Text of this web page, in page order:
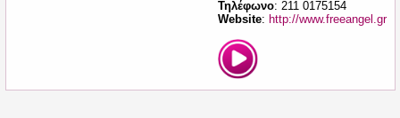
Τηλέφωνο: 211 0175154
Website: http://www.freeangel.gr